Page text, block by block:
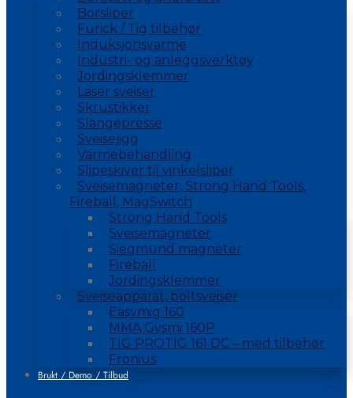
Borsliper
Furick / Tig tilbehør
Induksjonsvarme
Industri- og anleggsverktøy
Jordingsklemmer
Laser sveiser
Skrustikker
Slangepresse
Sveisejigg
Varmebehandling
Slipeskiver til vinkelsliper
Sveisemagneter, Strong Hand Tools,
Fireball, MagSwitch
Strong Hand Tools
Sveisemagneter
Siegmund magneter
Fireball
Jordingsklemmer
Sveiseapparat, boltsveiser
Easymig 160
MMA Gysmi 160P
TIG PROTIG 161 DC – med tilbehør
Fronius
Brukt / Demo / Tilbud